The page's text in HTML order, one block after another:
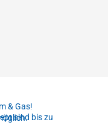
& Gas!
sind bis zu